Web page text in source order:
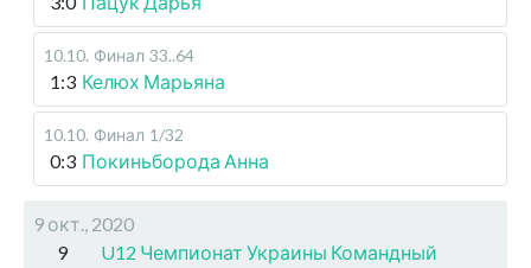
10.10. Финал 33..64
1:3 Келюх Марьяна
10.10. Финал 1/32
0:3 Покиньборода Анна
9 окт., 2020
9
U12 Чемпионат Украины Командный